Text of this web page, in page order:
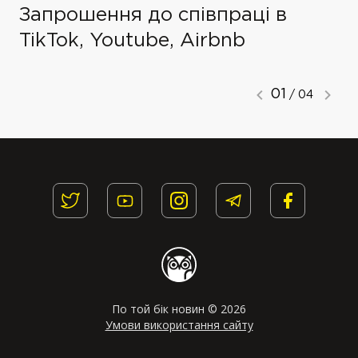
Запрошення до співпраці в
TikTok, Youtube, Airbnb
01 / 04
По той бік новин © 2026
Умови використання сайту